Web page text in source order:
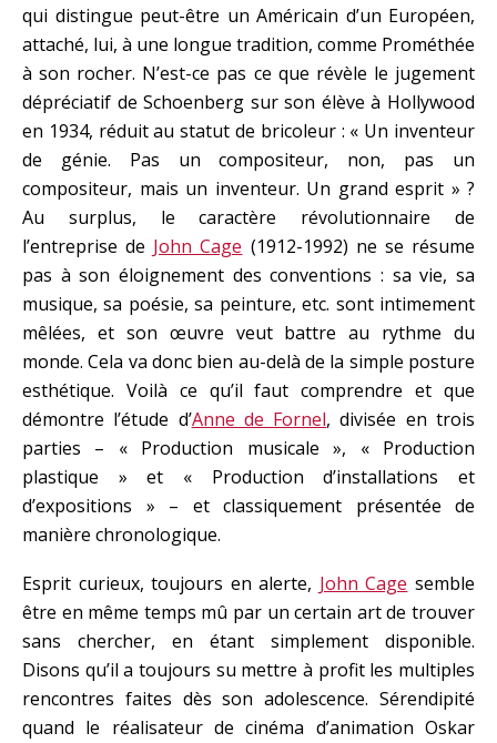
qui distingue peut-être un Américain d’un Européen,
attaché, lui, à une longue tradition, comme Prométhée
à son rocher. N’est-ce pas ce que révèle le jugement
dépréciatif de Schoenberg sur son élève à Hollywood
en 1934, réduit au statut de bricoleur : « Un inventeur
de génie. Pas un compositeur, non, pas un
compositeur, mais un inventeur. Un grand esprit » ?
Au surplus, le caractère révolutionnaire de
l’entreprise de John Cage (1912-1992) ne se résume
pas à son éloignement des conventions : sa vie, sa
musique, sa poésie, sa peinture, etc. sont intimement
mêlées, et son œuvre veut battre au rythme du
monde. Cela va donc bien au-delà de la simple posture
esthétique. Voilà ce qu’il faut comprendre et que
démontre l’étude d’Anne de Fornel, divisée en trois
parties – « Production musicale », « Production
plastique » et « Production d’installations et
d’expositions » – et classiquement présentée de
manière chronologique.
Esprit curieux, toujours en alerte, John Cage semble
être en même temps mû par un certain art de trouver
sans chercher, en étant simplement disponible.
Disons qu’il a toujours su mettre à profit les multiples
rencontres faites dès son adolescence. Sérendipité
quand le réalisateur de cinéma d’animation Oskar